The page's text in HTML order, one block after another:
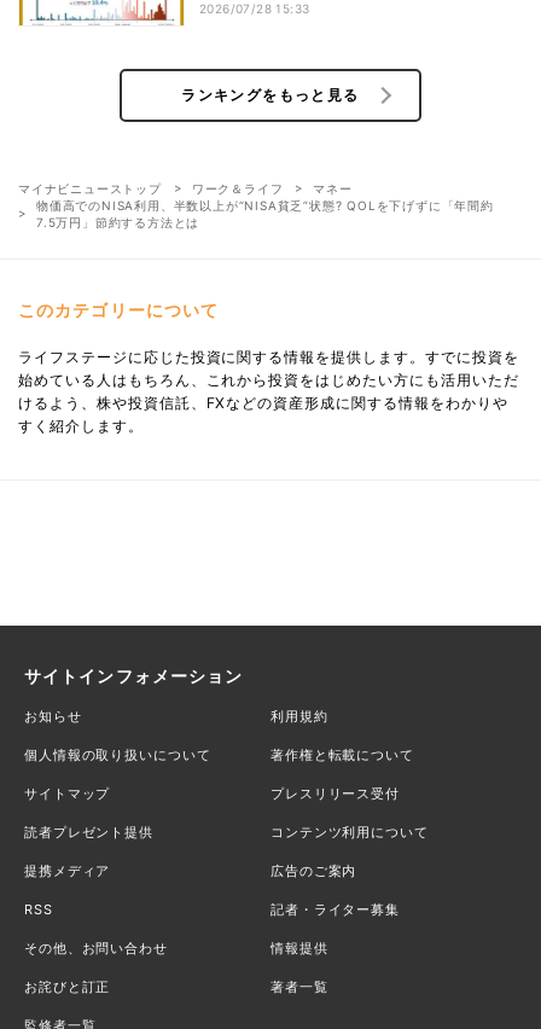
2026/07/28 15:33
ランキングをもっと見る
マイナビニューストップ ワーク＆ライフ
マネー
物価高でのNISA利用、半数以上が“NISA貧乏”状態? QOLを下げずに「年間約
7.5万円」節約する方法とは
このカテゴリーについて
ライフステージに応じた投資に関する情報を提供します。すでに投資を
始めている人はもちろん、これから投資をはじめたい方にも活用いただ
けるよう、株や投資信託、FXなどの資産形成に関する情報をわかりや
すく紹介します。
サイトインフォメーション
お知らせ 利用規約
個人情報の取り扱いについて 著作権と転載について
サイトマップ プレスリリース受付
読者プレゼント提供 コンテンツ利用について
提携メディア 広告のご案内
RSS 記者・ライター募集
その他、お問い合わせ 情報提供
お詫びと訂正 著者一覧
監修者一覧